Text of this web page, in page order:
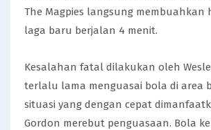
The Magpies langsung membuahkan
laga baru berjalan 4 menit.
Kesalahan fatal dilakukan oleh
terlalu lama menguasai bola di area
situasi yang dengan cepat
Gordon merebut penguasaan. Bola